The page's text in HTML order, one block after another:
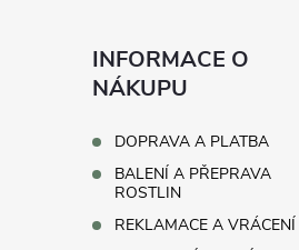
INFORMACE O
NÁKUPU
DOPRAVA A PLATBA
BALENÍ A PŘEPRAVA
ROSTLIN
REKLAMACE A VRÁCENÍ